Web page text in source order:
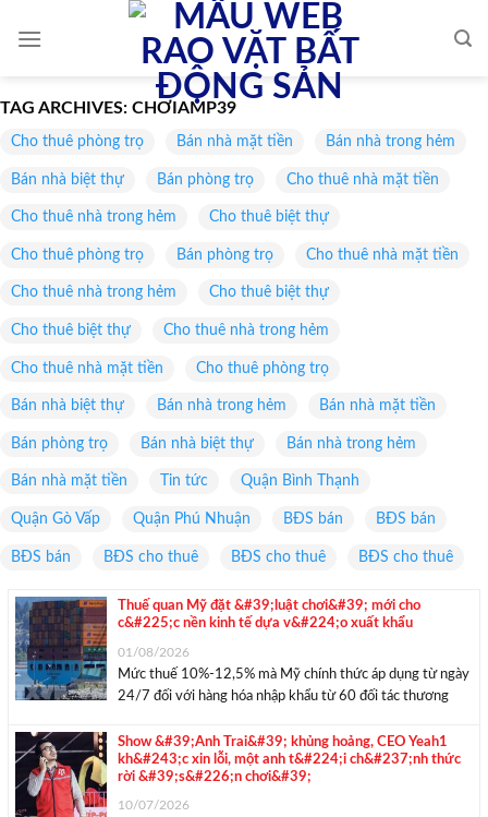
TAG ARCHIVES: CHƠIAMP39
Cho thuê phòng trọ Bán nhà mặt tiền Bán nhà trong hẻm
Bán nhà biệt thự Bán phòng trọ Cho thuê nhà mặt tiền
Cho thuê nhà trong hẻm Cho thuê biệt thự
Cho thuê phòng trọ Bán phòng trọ Cho thuê nhà mặt tiền
Cho thuê nhà trong hẻm Cho thuê biệt thự
Cho thuê biệt thự Cho thuê nhà trong hẻm
Cho thuê nhà mặt tiền Cho thuê phòng trọ
Bán nhà biệt thự Bán nhà trong hẻm Bán nhà mặt tiền
Bán phòng trọ Bán nhà biệt thự Bán nhà trong hẻm
Bán nhà mặt tiền Tin tức Quận Bình Thạnh
Quận Gò Vấp Quận Phú Nhuận BĐS bán BĐS bán
BĐS bán BĐS cho thuê BĐS cho thuê BĐS cho thuê
Thuế quan Mỹ đặt &#39;luật chơi&#39; mới cho
c&#225;c nền kinh tế dựa v&#224;o xuất khẩu
01/08/2026
Mức thuế 10%-12,5% mà Mỹ chính thức áp dụng từ ngày
24/7 đối với hàng hóa nhập khẩu từ 60 đối tác thương
thuế trước đây. Nhưng đằng sau đó là ...
Show &#39;Anh Trai&#39; khủng hoảng, CEO Yeah1
kh&#243;c xin lỗi, một anh t&#224;i ch&#237;nh thức
rời &#39;s&#226;n chơi&#39;
10/07/2026